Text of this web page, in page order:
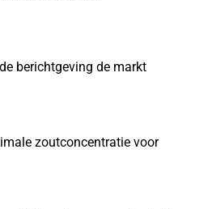
berichtgeving de markt
zoutconcentratie voor